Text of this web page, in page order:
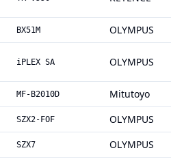
BX51M OLYMPUS
iPLEX SA OLYMPUS
MF-B2010D Mitutoyo
SZX2-FOF OLYMPUS
SZX7 OLYMPUS